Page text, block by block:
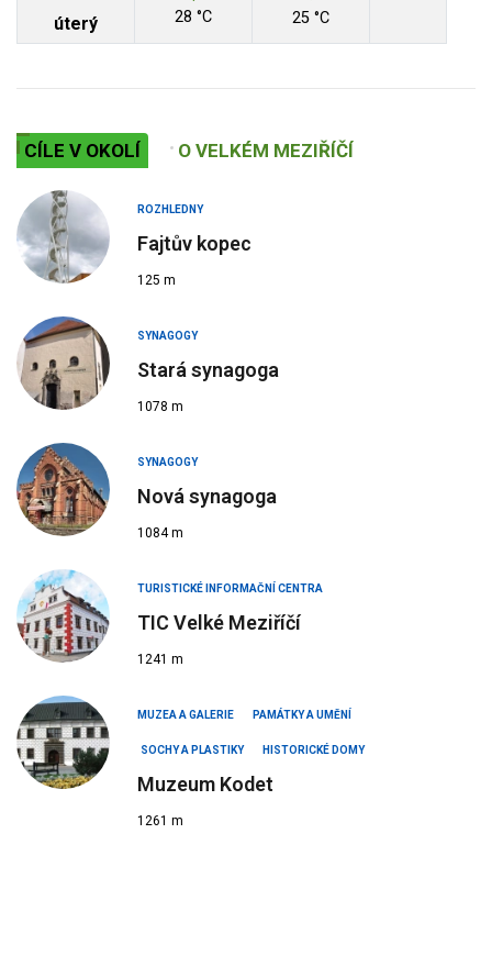
úterý
28 °C 25 °C
CÍLE V OKOLÍ O VELKÉM MEZIŘÍČÍ
ROZHLEDNY
Fajtův kopec
125 m
SYNAGOGY
Stará synagoga
1078 m
SYNAGOGY
Nová synagoga
1084 m
TURISTICKÉ INFORMAČNÍ CENTRA
TIC Velké Meziříčí
1241 m
MUZEA A GALERIE PAMÁTKY A UMĚNÍ
SOCHY A PLASTIKY HISTORICKÉ DOMY
Muzeum Kodet
1261 m